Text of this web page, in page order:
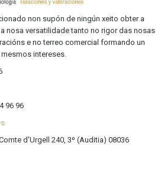
non supón de ningún xeito obter a
nosa versatilidade tanto no rigor das nosas
e no terreo comercial formando un
intereses.
96 96
d'Urgell 240, 3º (Auditia) 08036